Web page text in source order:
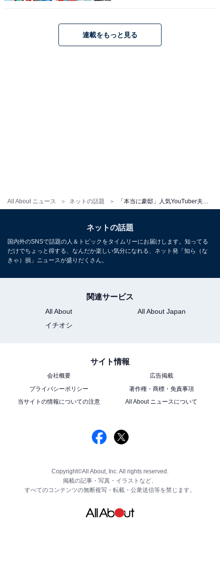
All About ニュース ネットの話題 「本当に豪邸」人気YouTuber夫婦、リビング24畳超えの豪華新居を公開！ 「お姫様のお家みたい」
連載をもっと見る
ネットの話題
国内外のSNSで話題の人＆トピックをタイムリーにお届けします。知ってる
だけでちょっと得する、なんだか楽しい気分になれる、ネット発「知ら（な
きゃ）損」ニュースが盛りだくさん。
関連サービス
All About
All About Japan
イチオシ
サイト情報
会社概要
広告掲載
プライバシーポリシー
著作権・商標・免責事項
当サイトの情報についての注意
All About ニュースについて
Copyright©All About, Inc. All rights reserved.
掲載の記事・写真・イラストなど、
すべてのコンテンツの無断複写・転載・公衆送信等を禁じます。